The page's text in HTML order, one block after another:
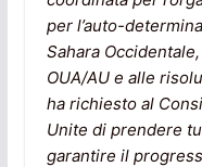
per l’auto-
Sahara
OUA/AU e alle
ha richiesto al
Unite di prendere
garantire il